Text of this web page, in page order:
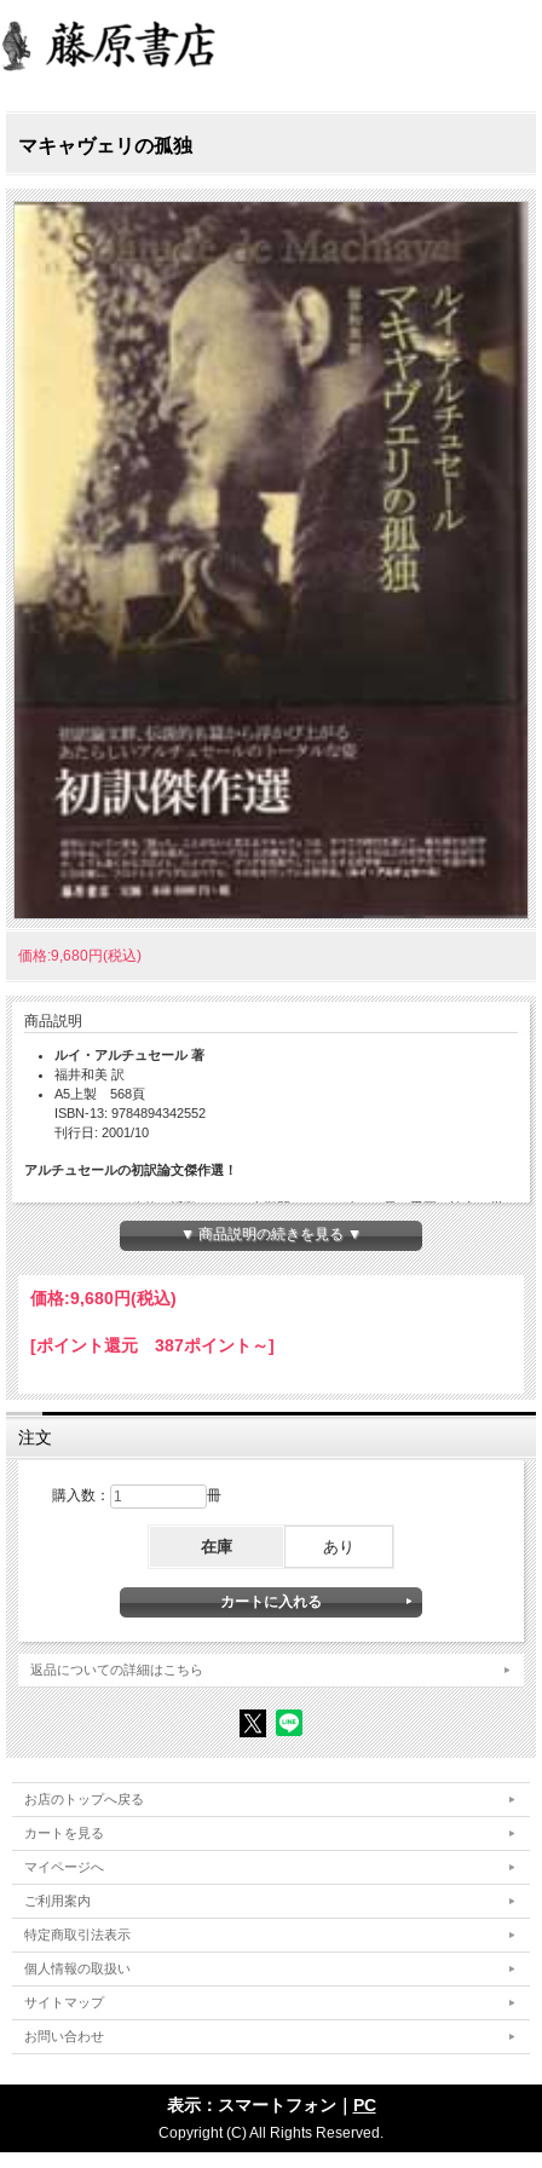
マキャヴェリの孤独
価格:9,680円(税込)
商品説明
ルイ・アルチュセール 著
福井和美 訳
A5上製 568頁
ISBN-13: 9784894342552
刊行日: 2001/10
アルチュセールの初訳論文傑作選！
アルチュセールが公的に活動していた全期間の、その時々の最も重要な論文を厳
選。多くの初訳論文と伝説の名篇が浮き彫りにするアルチュセールのトータルな
姿。
編者解題 イヴ・サントメ
第1章 歴史の客観性について
第2章 レーモン・ポラン 『ジョン・ロックの道徳的政治学』 について
第4章 「 〈社会契約〉 」 について
II 問題の解決 ―― 〈ズレ I〉
V 個別利害と一般利害、 個別意思と一般意思 ―― 〈ズレ III〉
行 ―― 〈ズレ IV〉
第5章 レーニンと哲学（1968年）
第6章 革命の武器としての哲学―― 8つの質問に答える （1968年）
第7章 自己批判の要素（1972年）
I 「切断」
III 構造主義？
IV スピノザについて
V 哲学における諸傾向
第8章 アミアンの口頭弁論
「最終審級……」
認識過程について
マルクスと理論的人間主義
第9章 終わった歴史、 終わらざる歴史
第10章 G・デュメニル著 『「資本論」における経済法則の概念』 への序
（1977年）
第11章 やっと、 マルクス主義の危機！
第13章 今日のマルクス主義（1978年）
第14章 マキャヴェリの孤独 （1977年）
▼ 商品説明の続きを見る ▼
価格:9,680円(税込)
[ポイント還元 387ポイント～]
注文
購入数： 冊
在庫 あり
返品についての詳細はこちら
お店のトップへ戻る
カートを見る
マイページへ
ご利用案内
特定商取引法表示
個人情報の取扱い
サイトマップ
お問い合わせ
表示：スマートフォン｜ PC
Copyright (C) All Rights Reserved.